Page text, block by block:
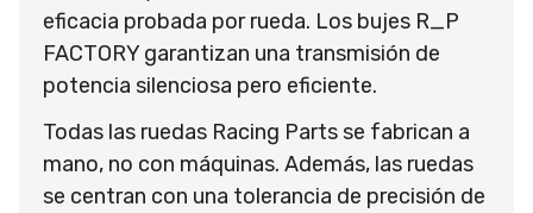
eficacia probada por rueda. Los bujes R_P
FACTORY garantizan una transmisión de
potencia silenciosa pero eficiente.
Todas las ruedas Racing Parts se fabrican a
mano, no con máquinas. Además, las ruedas
se centran con una tolerancia de precisión de